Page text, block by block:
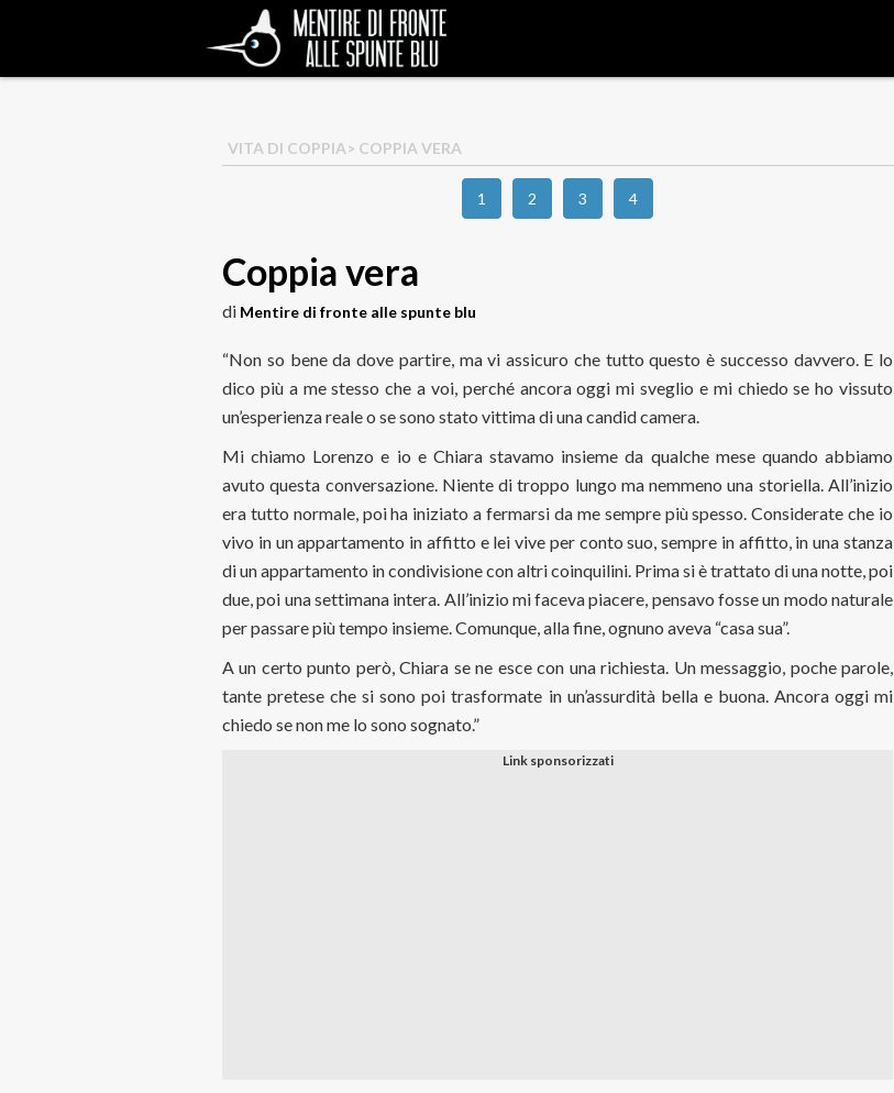
VITA DI COPPIA> COPPIA VERA
1 2 3 4
Coppia vera
di Mentire di fronte alle spunte blu
“Non so bene da dove partire, ma vi assicuro che tutto questo è successo davvero. E lo
dico più a me stesso che a voi, perché ancora oggi mi sveglio e mi chiedo se ho vissuto
un’esperienza reale o se sono stato vittima di una candid camera.
Mi chiamo Lorenzo e io e Chiara stavamo insieme da qualche mese quando abbiamo
avuto questa conversazione. Niente di troppo lungo ma nemmeno una storiella. All’inizio
era tutto normale, poi ha iniziato a fermarsi da me sempre più spesso. Considerate che io
vivo in un appartamento in affitto e lei vive per conto suo, sempre in affitto, in una stanza
di un appartamento in condivisione con altri coinquilini. Prima si è trattato di una notte, poi
due, poi una settimana intera. All’inizio mi faceva piacere, pensavo fosse un modo naturale
per passare più tempo insieme. Comunque, alla fine, ognuno aveva “casa sua”.
A un certo punto però, Chiara se ne esce con una richiesta. Un messaggio, poche parole,
tante pretese che si sono poi trasformate in un’assurdità bella e buona. Ancora oggi mi
chiedo se non me lo sono sognato.”